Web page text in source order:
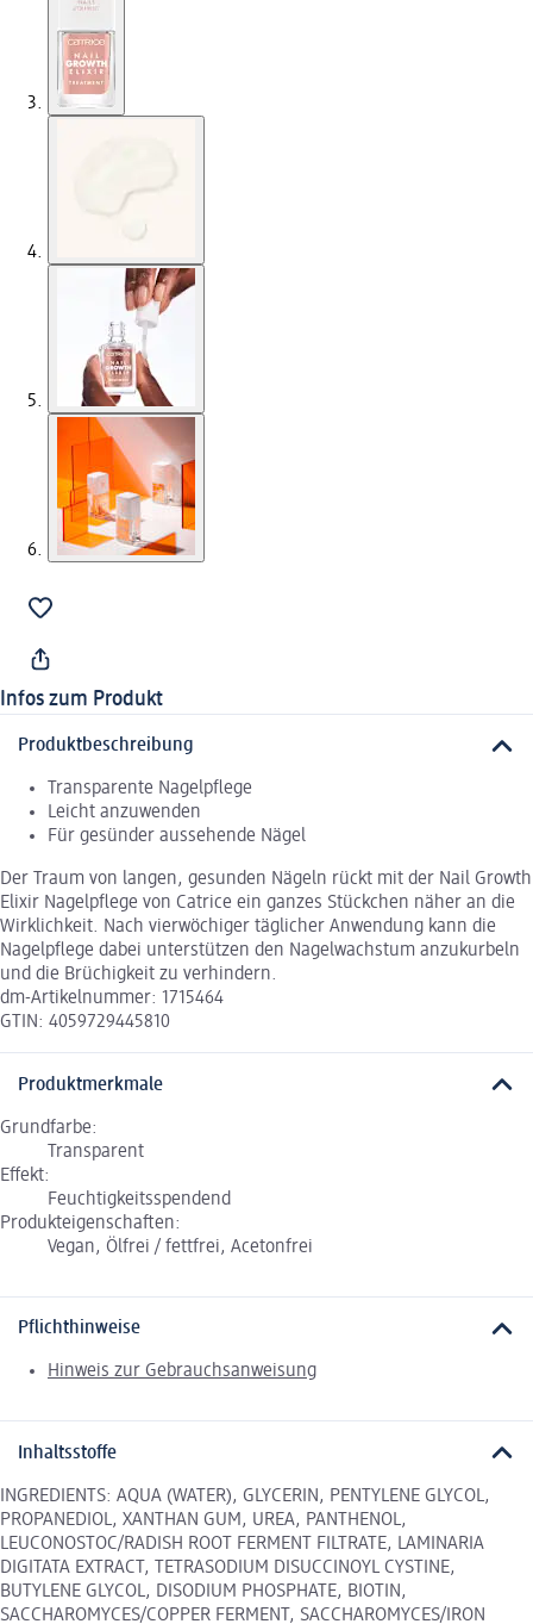
Infos zum Produkt
Produktbeschreibung
Transparente Nagelpflege
Leicht anzuwenden
Für gesünder aussehende Nägel
Der Traum von langen, gesunden Nägeln rückt mit der Nail Growth
Elixir Nagelpflege von Catrice ein ganzes Stückchen näher an die
Wirklichkeit. Nach vierwöchiger täglicher Anwendung kann die
Nagelpflege dabei unterstützen den Nagelwachstum anzukurbeln
und die Brüchigkeit zu verhindern.
dm-Artikelnummer: 1715464
GTIN: 4059729445810
Produktmerkmale
Grundfarbe:
Transparent
Effekt:
Feuchtigkeitsspendend
Produkteigenschaften:
Vegan, Ölfrei / fettfrei, Acetonfrei
Pflichthinweise
Hinweis zur Gebrauchsanweisung
Inhaltsstoffe
INGREDIENTS: AQUA (WATER), GLYCERIN, PENTYLENE GLYCOL,
PROPANEDIOL, XANTHAN GUM, UREA, PANTHENOL,
LEUCONOSTOC/RADISH ROOT FERMENT FILTRATE, LAMINARIA
DIGITATA EXTRACT, TETRASODIUM DISUCCINOYL CYSTINE,
BUTYLENE GLYCOL, DISODIUM PHOSPHATE, BIOTIN,
SACCHAROMYCES/COPPER FERMENT, SACCHAROMYCES/IRON